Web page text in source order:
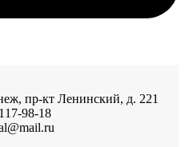
пр-кт Ленинский, д. 221
98-18